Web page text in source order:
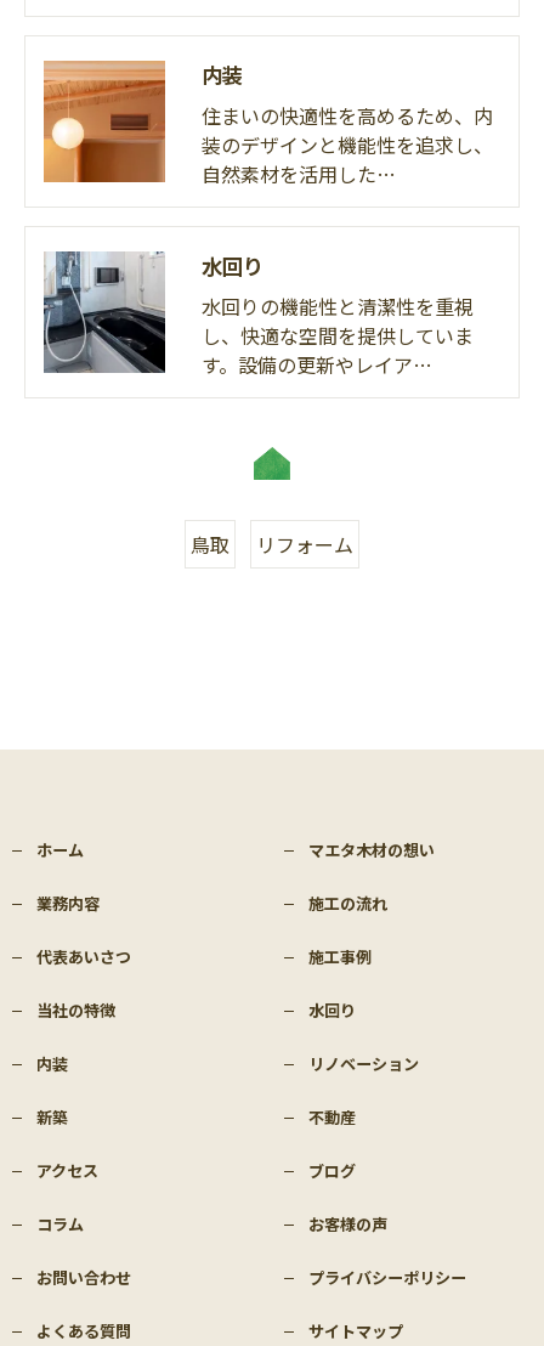
内装
住まいの快適性を高めるため、内
装のデザインと機能性を追求し、
自然素材を活用した…
水回り
水回りの機能性と清潔性を重視
し、快適な空間を提供していま
す。設備の更新やレイア…
鳥取 リフォーム
ホーム マエタ木材の想い
業務内容 施工の流れ
代表あいさつ 施工事例
当社の特徴 水回り
内装 リノベーション
新築 不動産
アクセス ブログ
コラム お客様の声
お問い合わせ プライバシーポリシー
よくある質問 サイトマップ